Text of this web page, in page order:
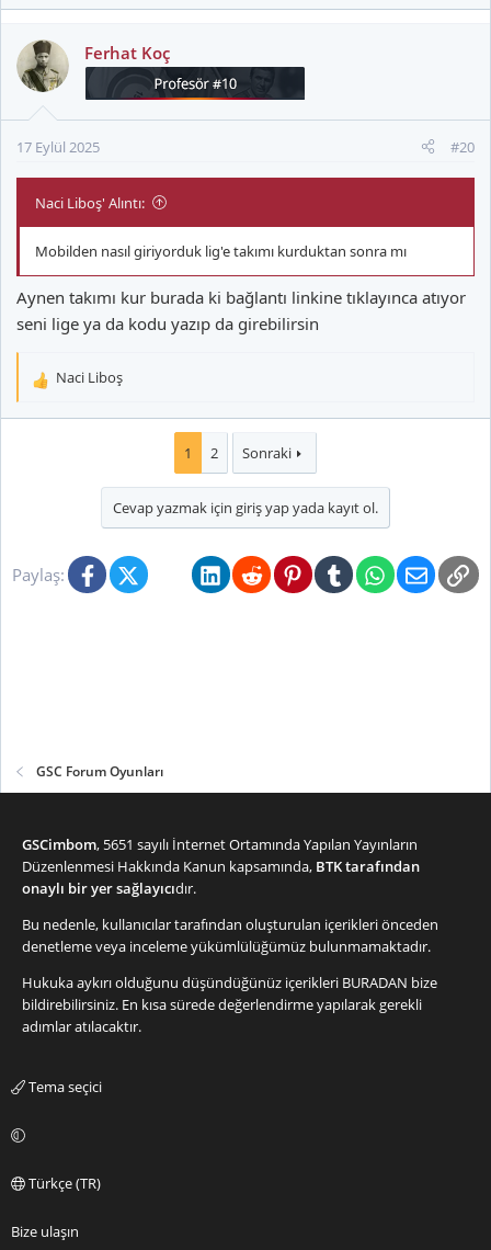
k
i
l
Ferhat Koç
17 Eylül 2025 #20
Naci Liboş' Alıntı:
Mobilden nasıl giriyorduk lig'e takımı kurduktan sonra mı
Aynen takımı kur burada ki bağlantı linkine tıklayınca atıyor
seni lige ya da kodu yazıp da girebilirsin
T
Naci Liboş
1 2 Sonraki
Cevap yazmak için giriş yap yada kayıt ol.
Paylaş: FacebookX (Twitter)BlueskyLinkedInRedditPinterestTumblrWhatsApp
E-posta
GSC Forum Oyunları
GSCimbom, 5651 sayılı İnternet Ortamında Yapılan Yayınların
Düzenlenmesi Hakkında Kanun kapsamında, BTK tarafından
onaylı bir yer sağlayıcıdır.
Bu nedenle, kullanıcılar tarafından oluşturulan içerikleri önceden
denetleme veya inceleme yükümlülüğümüz bulunmamaktadır.
Hukuka aykırı olduğunu düşündüğünüz içerikleri BURADAN bize
bildirebilirsiniz. En kısa sürede değerlendirme yapılarak gerekli
adımlar atılacaktır.
Tema seçici
Türkçe (TR)
Bize ulaşın